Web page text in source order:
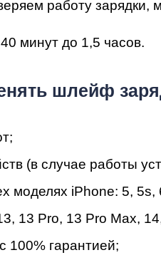
работу зарядки,
минут до 1,5 часов.
шлейф
(в случае работы
iPhone: 5, 5s,
, 13 Pro, 13 Pro Max, 14
100% гapaнтиeй;